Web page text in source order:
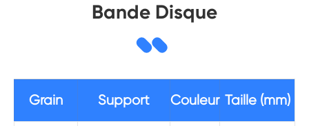
Bande Disque
Grain Support Couleur Taille (mm)